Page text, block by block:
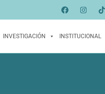
INVESTIGACIÓN INSTITUCIONAL